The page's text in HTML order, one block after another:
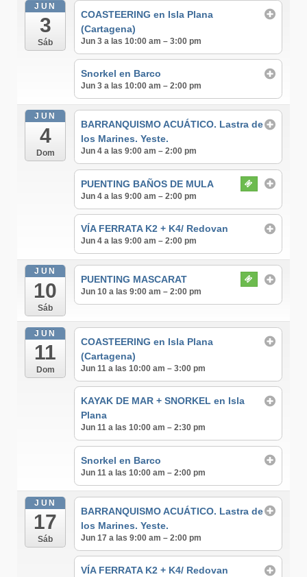
JUN
3
Sáb
COASTEERING en Isla Plana
(Cartagena)
Jun 3 a las 10:00 am – 3:00 pm
Snorkel en Barco
Jun 3 a las 10:00 am – 2:00 pm
JUN
4
Dom
BARRANQUISMO ACUÁTICO. Lastra de
los Marines. Yeste.
Jun 4 a las 9:00 am – 2:00 pm
PUENTING BAÑOS DE MULA
Jun 4 a las 9:00 am – 2:00 pm
VÍA FERRATA K2 + K4/ Redovan
Jun 4 a las 9:00 am – 2:00 pm
JUN
10
Sáb
PUENTING MASCARAT
Jun 10 a las 9:00 am – 2:00 pm
JUN
11
Dom
COASTEERING en Isla Plana
(Cartagena)
Jun 11 a las 10:00 am – 3:00 pm
KAYAK DE MAR + SNORKEL en Isla
Plana
Jun 11 a las 10:00 am – 2:30 pm
Snorkel en Barco
Jun 11 a las 10:00 am – 2:00 pm
JUN
17
Sáb
BARRANQUISMO ACUÁTICO. Lastra de
los Marines. Yeste.
Jun 17 a las 9:00 am – 2:00 pm
VÍA FERRATA K2 + K4/ Redovan